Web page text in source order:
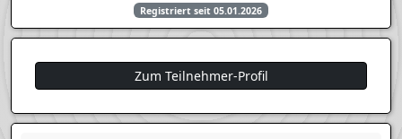
Registriert seit 05.01.2026
Zum Teilnehmer-Profil